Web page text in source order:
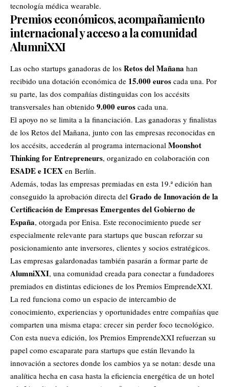
tecnología médica wearable.
Premios económicos, acompañamiento
internacional y acceso a la comunidad
AlumniXXI
Las ocho startups ganadoras de los Retos del Mañana han
recibido una dotación económica de 15.000 euros cada una. Por
su parte, las dos compañías distinguidas con los accésits
transversales han obtenido 9.000 euros cada una.
El apoyo no se limita a la financiación. Las ganadoras y finalistas
de los Retos del Mañana, junto con las empresas reconocidas en
los accésits, accederán al programa internacional Moonshot
Thinking for Entrepreneurs, organizado en colaboración con
ESADE e ICEX en Berlín.
Además, todas las empresas premiadas en esta 19.ª edición han
conseguido la aprobación directa del Grado de Innovación de la
Certificación de Empresas Emergentes del Gobierno de
España, otorgada por Enisa. Este reconocimiento puede ser
especialmente relevante para startups que buscan reforzar su
posicionamiento ante inversores, clientes y socios estratégicos.
Las empresas galardonadas también pasarán a formar parte de
AlumniXXI, una comunidad creada para conectar a fundadores
premiados en distintas ediciones de los Premios EmprendeXXI.
La red funciona como un espacio de intercambio de
conocimiento, experiencias y oportunidades entre compañías que
comparten una misma etapa: crecer sin perder foco tecnológico.
Con esta nueva edición, los Premios EmprendeXXI refuerzan su
papel como escaparate para startups que están llevando la
innovación a sectores donde los cambios ya se notan: desde una
analítica hecha en casa hasta la eficiencia energética de un hotel